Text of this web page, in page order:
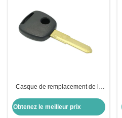
Casque de remplacement de la
bouton
Obtenez le meilleur prix